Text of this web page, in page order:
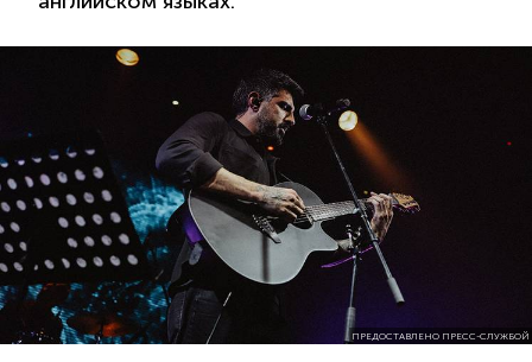
ПРЕДОСТАВЛЕНО ПРЕСС-СЛУЖБОЙ